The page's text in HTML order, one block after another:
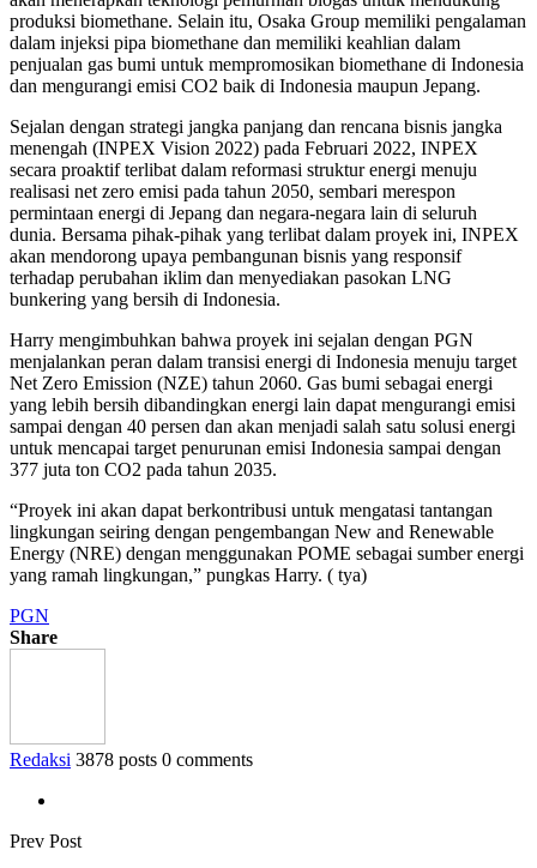
produksi biomethane. Selain itu, Osaka Group memiliki pengalaman
dalam injeksi pipa biomethane dan memiliki keahlian dalam
penjualan gas bumi untuk mempromosikan biomethane di Indonesia
dan mengurangi emisi CO2 baik di Indonesia maupun Jepang.
Sejalan dengan strategi jangka panjang dan rencana bisnis jangka
menengah (INPEX Vision 2022) pada Februari 2022, INPEX
secara proaktif terlibat dalam reformasi struktur energi menuju
realisasi net zero emisi pada tahun 2050, sembari merespon
permintaan energi di Jepang dan negara-negara lain di seluruh
dunia. Bersama pihak-pihak yang terlibat dalam proyek ini, INPEX
akan mendorong upaya pembangunan bisnis yang responsif
terhadap perubahan iklim dan menyediakan pasokan LNG
bunkering yang bersih di Indonesia.
Harry mengimbuhkan bahwa proyek ini sejalan dengan PGN
menjalankan peran dalam transisi energi di Indonesia menuju target
Net Zero Emission (NZE) tahun 2060. Gas bumi sebagai energi
yang lebih bersih dibandingkan energi lain dapat mengurangi emisi
sampai dengan 40 persen dan akan menjadi salah satu solusi energi
untuk mencapai target penurunan emisi Indonesia sampai dengan
377 juta ton CO2 pada tahun 2035.
“Proyek ini akan dapat berkontribusi untuk mengatasi tantangan
lingkungan seiring dengan pengembangan New and Renewable
Energy (NRE) dengan menggunakan POME sebagai sumber energi
yang ramah lingkungan,” pungkas Harry. ( tya)
PGN
Share
Redaksi 3878 posts 0 comments
Prev Post